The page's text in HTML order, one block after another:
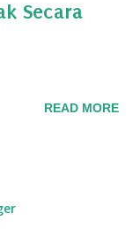
Secara
READ MORE